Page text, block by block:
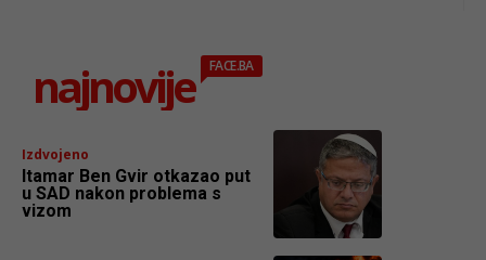
najnovije FACE.BA
Izdvojeno
Itamar Ben Gvir otkazao put
u SAD nakon problema s
vizom